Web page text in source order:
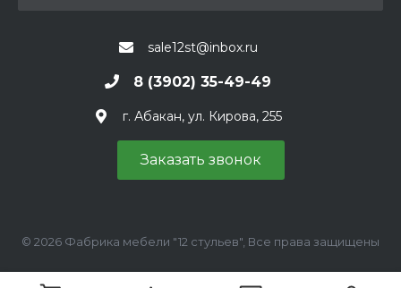
sale12st@inbox.ru
8 (3902) 35-49-49
г. Абакан, ул. Кирова, 255
Заказать звонок
© 2026 Фабрика мебели "12 стульев", Все права защищены